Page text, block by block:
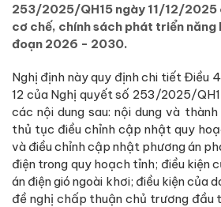
253/2025/QH15 ngày 11/12/2025
cơ chế, chính sách phát triển năng
đoạn 2026 - 2030.
Nghị định này quy định chi tiết Điều
12 của Nghị quyết số 253/2025/
các nội dung sau: nội dung và
thủ tục điều chỉnh cập nhật quy
và điều chỉnh cập nhật phương án
điện trong quy hoạch tỉnh; điều kiện
án điện gió ngoài khơi; điều kiện của
đề nghị chấp thuận chủ trương đầu